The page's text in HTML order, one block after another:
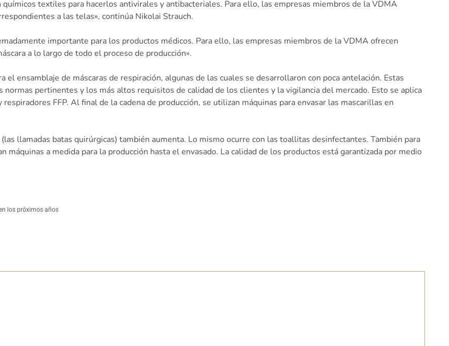
textiles para hacerlos antivirales y antibacteriales. Para ello, las empresas miembros de la VDMA
a las telas», continúa Nikolai Strauch.
importante para los productos médicos. Para ello, las empresas miembros de la VDMA ofrecen
a lo largo de todo el proceso de producción».
ensamblaje de máscaras de respiración, algunas de las cuales se desarrollaron con poca antelación. Estas
pertinentes y los más altos requisitos de calidad de los clientes y la vigilancia del mercado. Esto se aplica
FFP. Al final de la cadena de producción, se utilizan máquinas para envasar las mascarillas en
llamadas batas quirúrgicas) también aumenta. Lo mismo ocurre con las toallitas desinfectantes. También para
a medida para la producción hasta el envasado. La calidad de los productos está garantizada por medio
los próximos años